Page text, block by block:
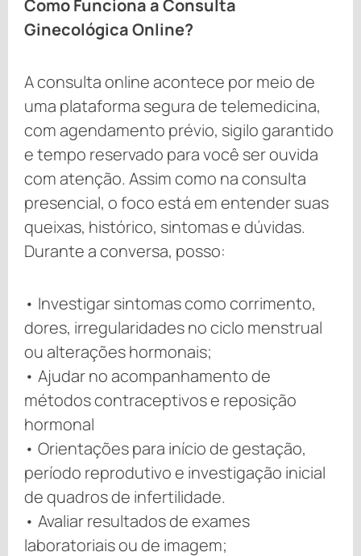
Como Funciona a Consulta
Ginecológica Online?
A consulta online acontece por meio de
uma plataforma segura de telemedicina,
com agendamento prévio, sigilo garantido
e tempo reservado para você ser ouvida
com atenção. Assim como na consulta
presencial, o foco está em entender suas
queixas, histórico, sintomas e dúvidas.
Durante a conversa, posso:
• Investigar sintomas como corrimento,
dores, irregularidades no ciclo menstrual
ou alterações hormonais;
• Ajudar no acompanhamento de
métodos contraceptivos e reposição
hormonal
• Orientações para início de gestação,
período reprodutivo e investigação inicial
de quadros de infertilidade.
• Avaliar resultados de exames
laboratoriais ou de imagem;